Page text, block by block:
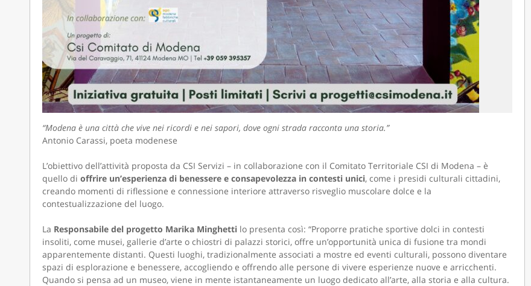
“Modena è una città che vive nei ricordi e nei sapori, dove ogni strada racconta una storia.”
Antonio Carassi, poeta modenese
L’obiettivo dell’attività proposta da CSI Servizi – in collaborazione con il Comitato Territoriale CSI di Modena – è
quello di offrire un’esperienza di benessere e consapevolezza in contesti unici, come i presidi culturali cittadini,
creando momenti di riflessione e connessione interiore attraverso risveglio muscolare dolce e la
contestualizzazione del luogo.
La Responsabile del progetto Marika Minghetti lo presenta così: “Proporre pratiche sportive dolci in contesti
insoliti, come musei, gallerie d’arte o chiostri di palazzi storici, offre un’opportunità unica di fusione tra mondi
apparentemente distanti. Questi luoghi, tradizionalmente associati a mostre ed eventi culturali, possono diventare
spazi di esplorazione e benessere, accogliendo e offrendo alle persone di vivere esperienze nuove e arricchenti.
Quando si pensa ad un museo, viene in mente istantaneamente un luogo dedicato all’arte, alla storia e alla cultura.